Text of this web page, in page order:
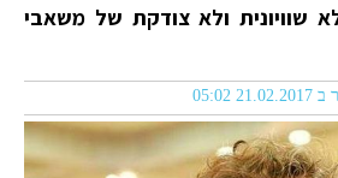
שוויונית ולא צודקת של משאבי
05:02